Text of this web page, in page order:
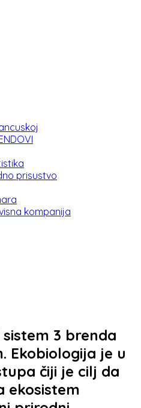
prisustvo
kompanija
sistem 3 brenda
Ekobiologija je u
čiji je cilj da
ekosistem